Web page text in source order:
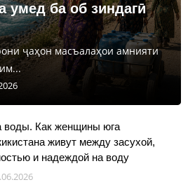
умед ба об зиндагӣ
ҷаҳон масъалаҳои амнияти
воды. Как женщины юга
живут между засухой,
и надеждой на воду